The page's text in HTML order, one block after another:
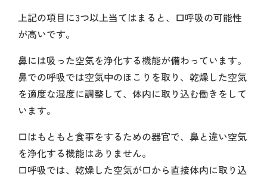
上記の項目に3つ以上当てはまると、口呼吸の可能性
が高いです。
鼻には吸った空気を浄化する機能が備わっています。
鼻での呼吸では空気中のほこりを取り、乾燥した空気
を適度な湿度に調整して、体内に取り込む働きをして
います。
口はもともと食事をするための器官で、鼻と違い空気
を浄化する機能はありません。
口呼吸では、乾燥した空気が口から直接体内に取り込